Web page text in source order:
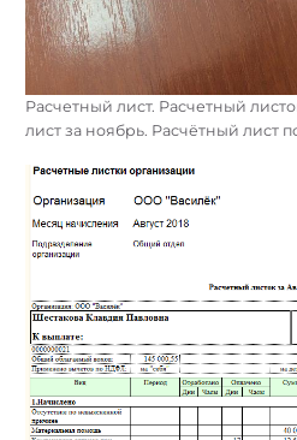
Расчетный лист. Расчетный
лист за ноябрь. Расчётный лист